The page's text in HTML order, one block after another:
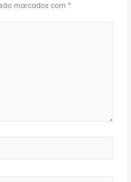
marcados com *